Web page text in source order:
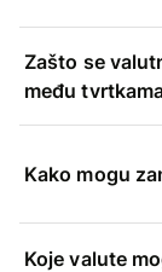
Zašto se
među
Kako mogu
Koje valute